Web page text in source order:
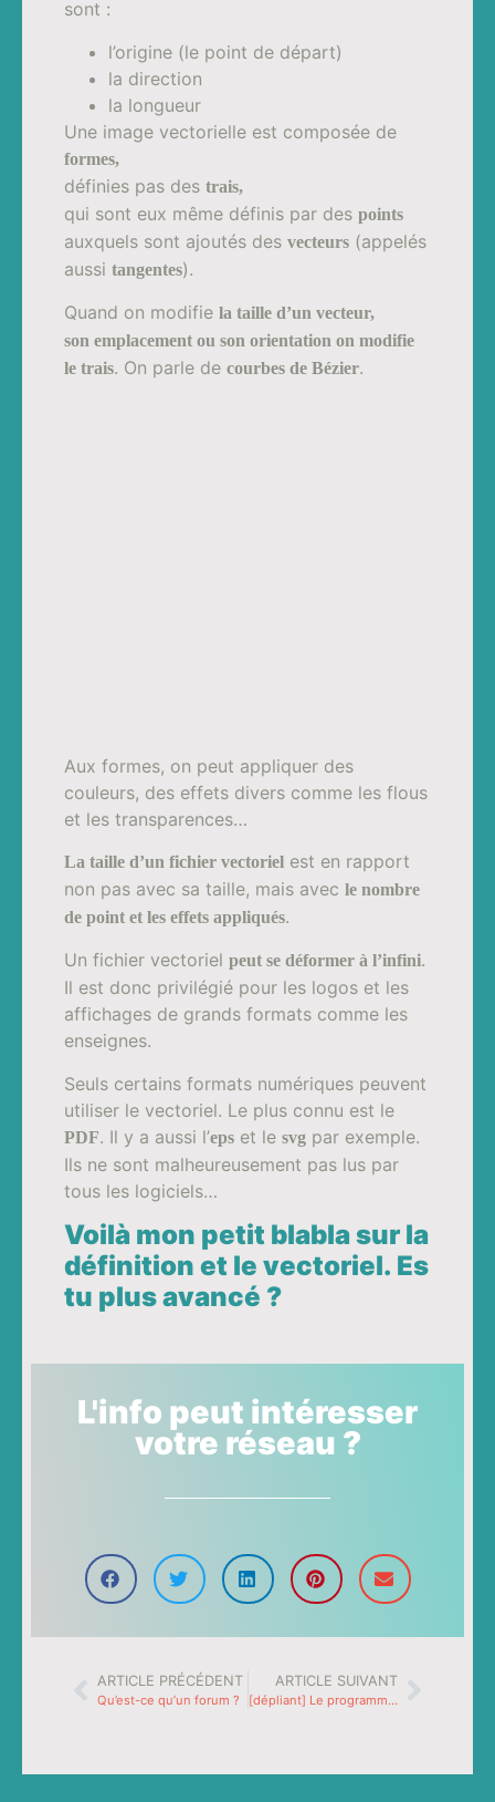
sont :
l’origine (le point de départ)
la direction
la longueur
Une image vectorielle est composée de
formes,
définies pas destrais,
qui sont eux même définis par despoints
auxquels sont ajoutés desvecteurs (appelés
aussitangentes).
Quand on modifiela taille d’un vecteur,
son emplacement ou son orientation on modifie
le trais. On parle decourbes de Bézier.
Aux formes, on peut appliquer des
couleurs, des effets divers comme les flous
et les transparences…
La taille d’un fichier vectoriel est en rapport
non pas avec sa taille, mais avecle nombre
de point et les effets appliqués.
Un fichier vectorielpeut se déformer à l’infini.
Il est donc privilégié pour les logos et les
affichages de grands formats comme les
enseignes.
Seuls certains formats numériques peuvent
utiliser le vectoriel. Le plus connu est le
PDF. Il y a aussi l’eps et lesvg par exemple.
Ils ne sont malheureusement pas lus par
tous les logiciels…
Voilà mon petit blabla sur la
définition et le vectoriel. Es
tu plus avancé ?
L'info peut intéresser
votre réseau ?
ARTICLE PRÉCÉDENT
Qu’est-ce qu’un forum ?
ARTICLE SUIVANT
[dépliant] Le programme des Tréteaux de Voiron 2015